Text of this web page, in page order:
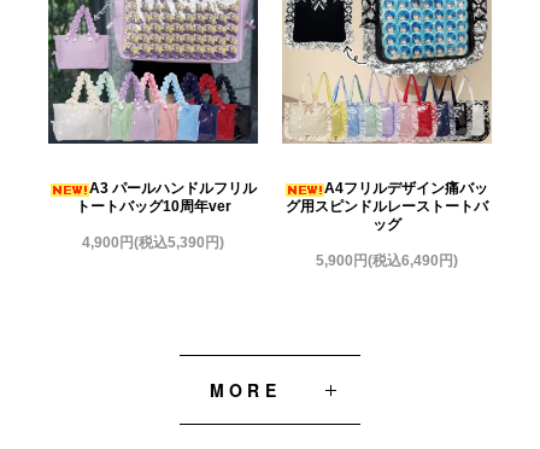
A3 パールハンドルフリル
トートバッグ10周年ver
4,900円(税込5,390円)
A4フリルデザイン痛バッ
グ用スピンドルレーストートバ
ッグ
5,900円(税込6,490円)
MORE